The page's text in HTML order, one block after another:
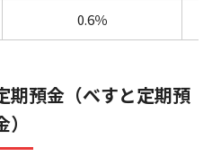
0.6％
期預金（べすと定期預
）